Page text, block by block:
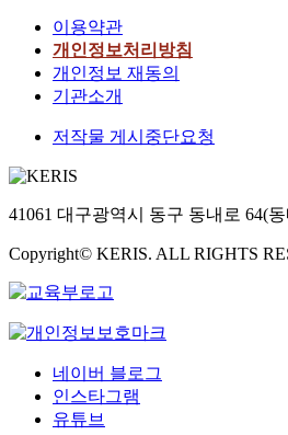
이용약관
개인정보처리방침
개인정보 재동의
기관소개
저작물 게시중단요청
41061 대구광역시 동구 동내로 64(
Copyright© KERIS. ALL RIGHTS
네이버 블로그
인스타그램
유튜브